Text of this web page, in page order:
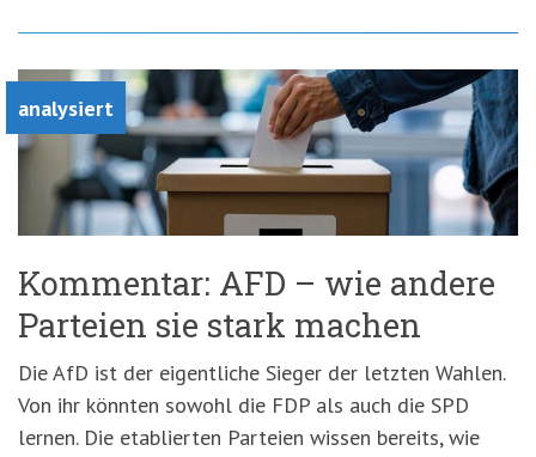
analysiert
Kommentar: AFD – wie andere
Parteien sie stark machen
Die AfD ist der eigentliche Sieger der letzten Wahlen.
Von ihr könnten sowohl die FDP als auch die SPD
lernen. Die etablierten Parteien wissen bereits, wie